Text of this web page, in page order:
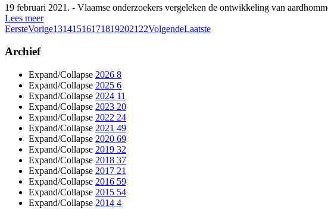
19 februari 2021. - Vlaamse onderzoekers vergeleken de ontwikkeling van
Lees meer
EersteVorige131415161718192021 22VolgendeLaatste
Archief
Expand/Collapse 2026 8
Expand/Collapse 2025 6
Expand/Collapse 2024 11
Expand/Collapse 2023 20
Expand/Collapse 2022 24
Expand/Collapse 2021 49
Expand/Collapse 2020 69
Expand/Collapse 2019 32
Expand/Collapse 2018 37
Expand/Collapse 2017 21
Expand/Collapse 2016 59
Expand/Collapse 2015 54
Expand/Collapse 2014 4